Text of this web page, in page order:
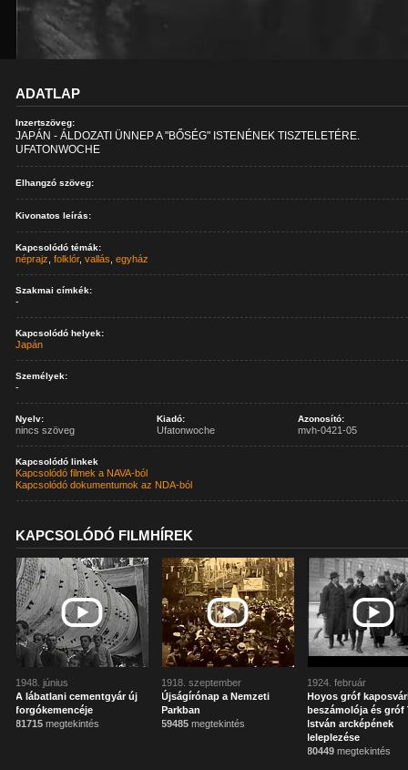
ADATLAP
Inzertszöveg:
JAPÁN - ÁLDOZATI ÜNNEP A "BŐSÉG" ISTENÉNEK TISZTELETÉRE.
UFATONWOCHE
Elhangzó szöveg:
Kivonatos leírás:
Kapcsolódó témák:
néprajz ,folklór,vallás ,egyház
Szakmai címkék:
-
Kapcsolódó helyek:
Japán
Személyek:
-
Nyelv:
nincs szöveg
Kiadó:
Ufatonwoche
Azonosító:
mvh-0421-05
Kapcsolódó linkek
Kapcsolódó filmek a NAVA-ból
Kapcsolódó dokumentumok az NDA-ból
KAPCSOLÓDÓ FILMHÍREK
1948. június
A lábatlani cementgyár új
forgókemencéje
81715 megtekintés
1918. szeptember
Újságírónap a Nemzeti
Parkban
59485 megtekintés
1924. február
Hoyos gróf
beszámolója és gróf
István arcképének
leleplezése
80449 megtekintés